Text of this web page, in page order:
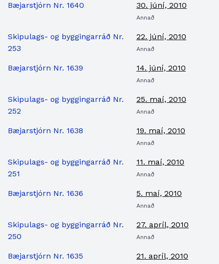
Bæjarstjórn Nr. 1640 30. júní, 2010
Annað
Skipulags- og byggingarráð Nr.
253
22. júní, 2010
Annað
Bæjarstjórn Nr. 1639 14. júní, 2010
Annað
Skipulags- og byggingarráð Nr.
252
25. maí, 2010
Annað
Bæjarstjórn Nr. 1638 19. maí, 2010
Annað
Skipulags- og byggingarráð Nr.
251
11. maí, 2010
Annað
Bæjarstjórn Nr. 1636 5. maí, 2010
Annað
Skipulags- og byggingarráð Nr.
250
27. apríl, 2010
Annað
Bæjarstjórn Nr. 1635 21. apríl, 2010